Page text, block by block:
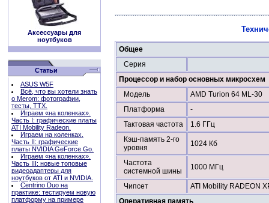
Аксессуары для
ноутбуков
Статьи
ASUS W5F
Всё, что вы хотели знать
о Merom: фотографии,
тесты, ТТХ.
Играем «на коленках».
Часть I: графические платы
ATI Mobility Radeon.
Играем на коленках.
Часть II: графические
платы NVIDIA GeForce Go.
Играем «на коленках».
Часть III: новые топовые
видеоадаптеры для
ноутбуков от ATI и NVIDIA.
Centrino Duo на
практике: тестируем новую
платформу на примере
Общее
Серия
Процессор и набор основных микросхем
Модель
AMD Turion 64 ML-30
Платформа
-
Тактовая частота
1.6 ГГц
Кэш-память 2-го
уровня
1024 Кб
Частота
системной шины
1000 МГц
Чипсет
ATI Mobility RADEON
Оперативная память